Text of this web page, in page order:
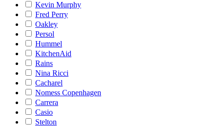
Kevin Murphy
Fred Perry
Oakley
Persol
Hummel
KitchenAid
Rains
Nina Ricci
Cacharel
Nomess Copenhagen
Carrera
Casio
Stelton